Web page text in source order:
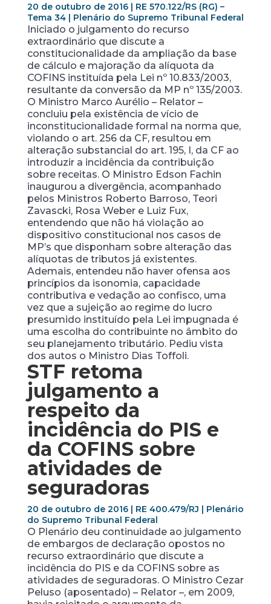
20 de outubro de 2016 | RE 570.122/RS (RG) –
Tema 34 | Plenário do Supremo Tribunal Federal
Iniciado o julgamento do recurso
extraordinário que discute a
constitucionalidade da ampliação da base
de cálculo e majoração da alíquota da
COFINS instituída pela Lei nº 10.833/2003,
resultante da conversão da MP nº 135/2003.
O Ministro Marco Aurélio – Relator –
concluiu pela existência de vício de
inconstitucionalidade formal na norma que,
violando o art. 256 da CF, resultou em
alteração substancial do art. 195, I, da CF ao
introduzir a incidência da contribuição
sobre receitas. O Ministro Edson Fachin
inaugurou a divergência, acompanhado
pelos Ministros Roberto Barroso, Teori
Zavascki, Rosa Weber e Luiz Fux,
entendendo que não há violação ao
dispositivo constitucional nos casos de
MP’s que disponham sobre alteração das
alíquotas de tributos já existentes.
Ademais, entendeu não haver ofensa aos
princípios da isonomia, capacidade
contributiva e vedação ao confisco, uma
vez que a sujeição ao regime do lucro
presumido instituído pela Lei impugnada é
uma escolha do contribuinte no âmbito do
seu planejamento tributário. Pediu vista
dos autos o Ministro Dias Toffoli.
STF retoma
julgamento a
respeito da
incidência do PIS e
da COFINS sobre
atividades de
seguradoras
20 de outubro de 2016 | RE 400.479/RJ | Plenário
do Supremo Tribunal Federal
O Plenário deu continuidade ao julgamento
de embargos de declaração opostos no
recurso extraordinário que discute a
incidência do PIS e da COFINS sobre as
atividades de seguradoras. O Ministro Cezar
Peluso (aposentado) – Relator –, em 2009,